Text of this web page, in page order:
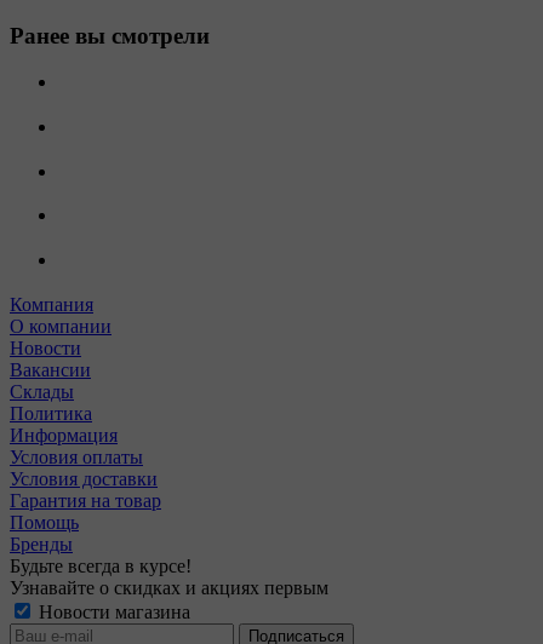
Ранее вы смотрели
Компания
О компании
Новости
Вакансии
Склады
Политика
Информация
Условия оплаты
Условия доставки
Гарантия на товар
Помощь
Бренды
Будьте всегда в курсе!
Узнавайте о скидках и акциях первым
Новости магазина